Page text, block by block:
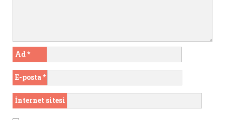
Ad*
E-posta*
İnternet sitesi